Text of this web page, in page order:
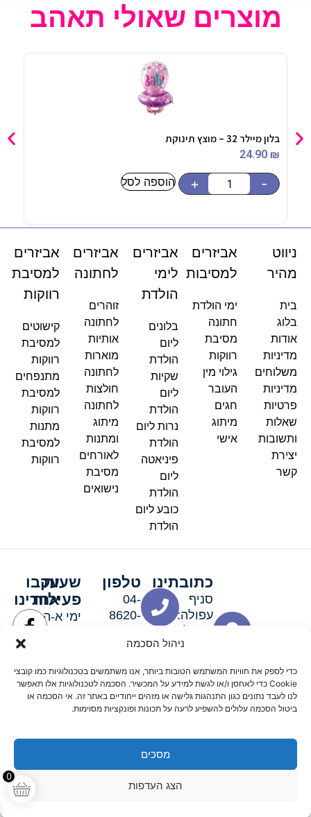
ניהול הסכמה
כדי לספק את חוויות המשתמש הטובות ביותר, אנו משתמשים בטכנולוגיות כמו קובצי
Cookie כדי לאחסן ו/או לגשת למידע על המכשיר. הסכמה לטכנולוגיות אלו תאפשר
לנו לעבד נתונים כגון התנהגות גלישה או מזהים ייחודיים באתר זה. אי הסכמה או
ביטול הסכמה עלולים להשפיע לרעה על תכונות ופונקציות מסוימות.
מסכים
הצג העדפות
0
מוצרים שאולי תאהב
בלון מיילר 32 – מוצץ תינוקת
24.90 ₪
-
+ הוספה לסל
ניווט
מהיר
בית
בלוג
אודות
מדיניות
משלוחים
מדיניות
פרטיות
שאלות
ותשובות
יצירת
קשר
אביזרים
למסיבות
ימי הולדת
חתונה
מסיבת
רווקות
גילוי מין
העובר
חגים
מיתוג
אישי
אביזרים
לימי
הולדת
בלונים
ליום
הולדת
שקיות
ליום
הולדת
נרות ליום
הולדת
פיניאטה
ליום
הולדת
כובע ליום
הולדת
אביזרים
לחתונה
זוהרים
לחתונה
אותיות
מוארות
לחתונה
חולצות
לחתונה
מיתוג
ומתנות
לאורחים
מסיבת
נישואים
אביזרים
למסיבת
רווקות
קישוטים
למסיבת
רווקות
מתנפחים
למסיבת
רווקות
מתנות
למסיבת
רווקות
כתובתינו
סניף
עפולה:
סניף מגדל
האלה 19
טלפון
04-
8620-
שעות
פעילות
ימי א-ה:
ימי שישי
וערבי חג:
8:30-
15:00
עקבו
אחרינו
תקנון אתרשלום דיגיטל קידום אורגני מקצועי